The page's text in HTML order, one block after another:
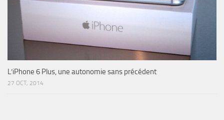
L’iPhone 6 Plus, une autonomie sans précédent
27 OCT, 2014